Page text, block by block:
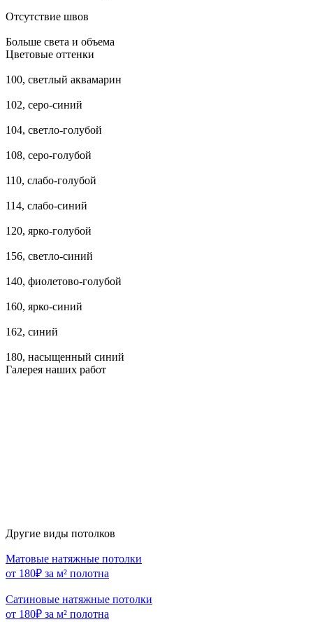
Отсутствие швов
Больше света и объема
Цветовые оттенки
100, светлый аквамарин
102, серо-синий
104, светло-голубой
108, серо-голубой
110, слабо-голубой
114, слабо-синий
120, ярко-голубой
156, светло-синий
140, фиолетово-голубой
160, ярко-синий
162, синий
180, насыщенный синий
Галерея наших работ
Другие виды потолков
Матовые натяжные потолки
от 180₽ за м² полотна
Сатиновые натяжные потолки
от 180₽ за м² полотна